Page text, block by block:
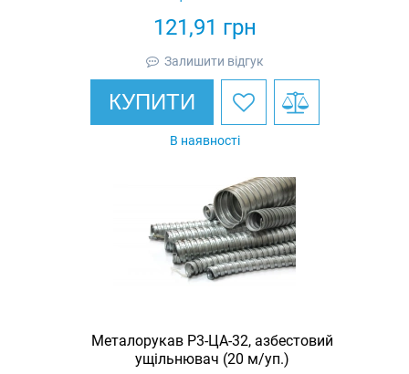
121,91 грн
Залишити відгук
КУПИТИ
В наявності
Металорукав Р3-ЦА-32, азбестовий
ущільнювач (20 м/уп.)